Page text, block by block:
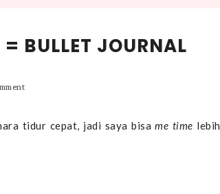
BULLET JOURNAL
tidur cepat, jadi saya bisame time lebih